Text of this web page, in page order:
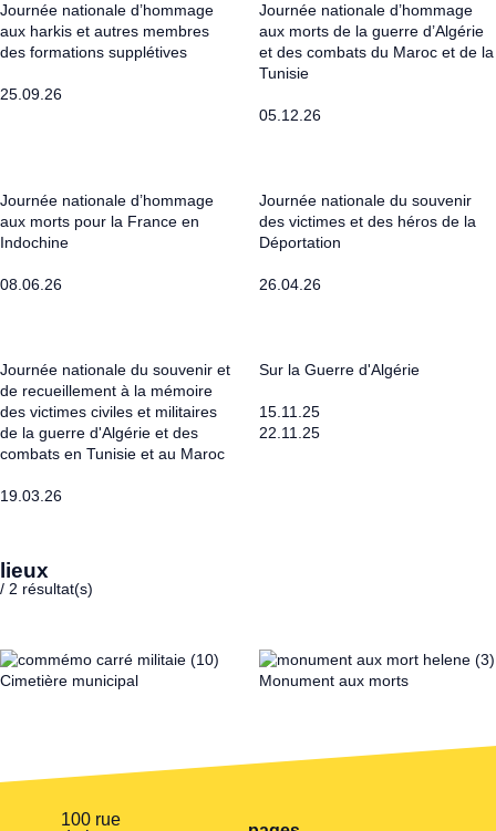
Journée nationale d’hommage
aux harkis et autres membres
des formations supplétives
25.09.26
Journée nationale d’hommage
aux morts de la guerre d’Algérie
et des combats du Maroc et de la
Tunisie
05.12.26
Journée nationale d’hommage
aux morts pour la France en
Indochine
08.06.26
Journée nationale du souvenir
des victimes et des héros de la
Déportation
26.04.26
Journée nationale du souvenir et
de recueillement à la mémoire
des victimes civiles et militaires
de la guerre d'Algérie et des
combats en Tunisie et au Maroc
19.03.26
Sur la Guerre d'Algérie
15.11.25
22.11.25
lieux
/ 2 résultat(s)
Cimetière municipal Monument aux morts
100 rue